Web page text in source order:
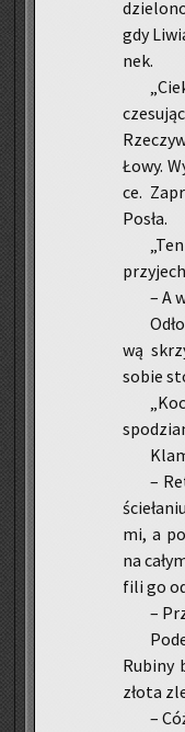
gdy
nek.
Łowy.
ce.
Posła.
– A
wą
sobie
–
mi, a
na
fi­li go
–
Ru­bi­ny
złota
–